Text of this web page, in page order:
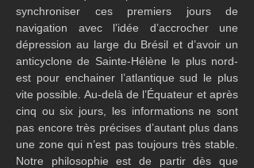
synchroniser ces premiers jours de
navigation avec l’idée d’accrocher une
dépression au large du Brésil et d’avoir un
anticyclone de Sainte-Hélène le plus nord-
est pour enchainer l’atlantique sud le plus
vite possible. Au-delà de l’Équateur et après
cinq ou six jours, les informations ne sont
pas encore très précises d’autant plus dans
une zone qui n’est pas toujours très stable.
Notre philosophie est de partir dès que